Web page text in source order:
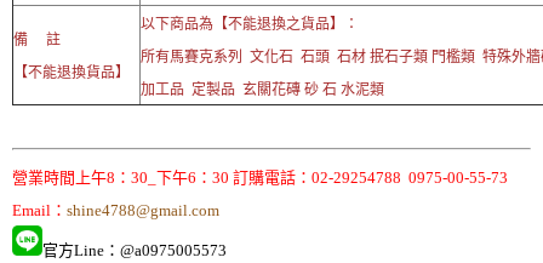
備 註
【不能退換貨品】
以下商品為【不能退換之貨品】：
所有馬賽克系列 文化石 石頭 石材 抿石子類 門檻類 特殊外
加工品 定製品 玄關花磚 砂 石 水泥類
營業時間上午8：30_下午6：30 訂購電話：02-29254788 0975-00-55-73
Email： shine4788@gmail.com
官方Line：@a0975005573